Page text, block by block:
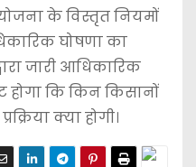
के विस्तृत नियमों
घोषणा का
जारी आधिकारिक
होगा कि किन किसानों
क्या होगी।